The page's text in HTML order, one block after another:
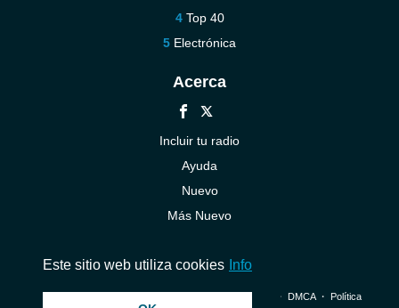
Top 40
Electrónica
Acerca
Incluir tu radio
Ayuda
Nuevo
Más Nuevo
© 2026 InstantAudio. Reservados todos los derechos. ・ DMCA・ Política
Este sitio web utiliza cookies Info